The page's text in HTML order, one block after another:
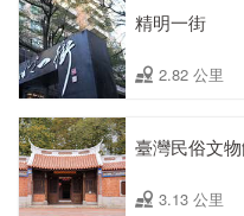
精明一街
2.82 公里
臺灣民俗文
3.13 公里